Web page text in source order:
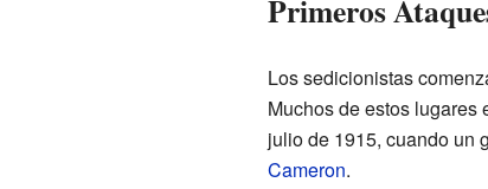
Primeros
Los sedicionistas
Muchos de estos
julio de 1915, cuando un
Cameron.